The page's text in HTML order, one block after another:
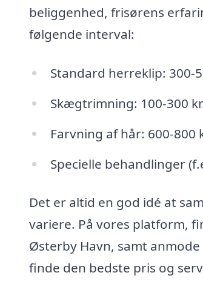
beliggenhed, frisørens
følgende interval:
Standard herreklip: 300-
Skægtrimning: 100-300
Farvning af hår: 600-800
Specielle behandlinger
Det er altid en god idé at
variere. På vores platform,
Østerby Havn, samt
finde den bedste pris og